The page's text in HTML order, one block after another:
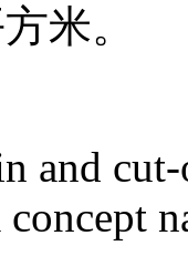
米。
and
concept